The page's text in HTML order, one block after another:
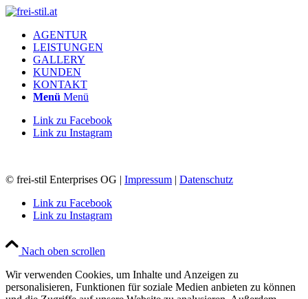
AGENTUR
LEISTUNGEN
GALLERY
KUNDEN
KONTAKT
Menü Menü
Link zu Facebook
Link zu Instagram
© frei-stil Enterprises OG | Impressum | Datenschutz
Link zu Facebook
Link zu Instagram
Nach oben scrollen
Wir verwenden Cookies, um Inhalte und Anzeigen zu
personalisieren, Funktionen für soziale Medien anbieten zu können